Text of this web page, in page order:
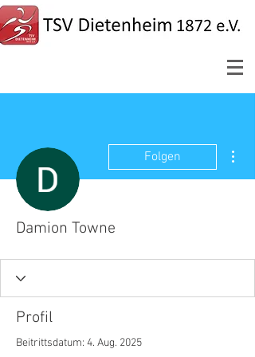
Folgen
Damion Towne
Profil
Beitrittsdatum: 4. Aug. 2025